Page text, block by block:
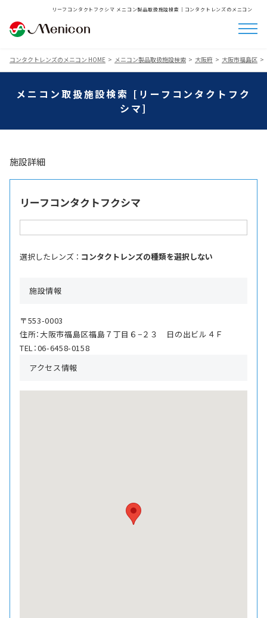
リーフコンタクトフクシマ メニコン製品取扱施設検索│コンタクトレンズのメニコン
コンタクトレンズのメニコン HOME メニコン製品取扱施設検索 大阪府 大阪市福島区
メニコン取扱施設検索 [リーフコンタクトフク
シマ]
施設詳細
リーフコンタクトフクシマ
選択したレンズ ： コンタクトレンズの種類を選択しない
施設情報
〒553-0003
住所：大阪市福島区福島７丁目６−２３ 日の出ビル４Ｆ
TEL：06-6458-0158
アクセス情報